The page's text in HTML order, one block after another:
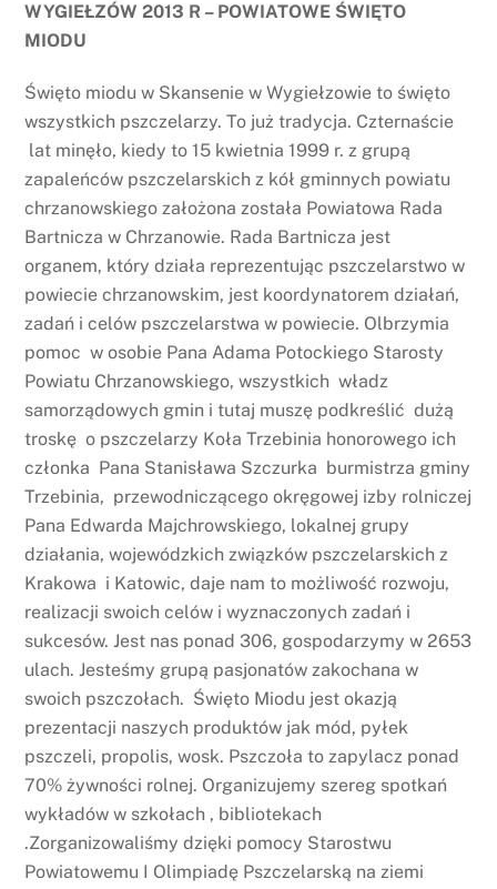
WYGIEŁZÓW 2013 R – POWIATOWE ŚWIĘTO
MIODU
Święto miodu w Skansenie w Wygiełzowie to święto
wszystkich pszczelarzy. To już tradycja. Czternaście
lat minęło, kiedy to 15 kwietnia 1999 r. z grupą
zapaleńców pszczelarskich z kół gminnych powiatu
chrzanowskiego założona została Powiatowa Rada
Bartnicza w Chrzanowie. Rada Bartnicza jest
organem, który działa reprezentując pszczelarstwo w
powiecie chrzanowskim, jest koordynatorem działań,
zadań i celów pszczelarstwa w powiecie. Olbrzymia
pomoc w osobie Pana Adama Potockiego Starosty
Powiatu Chrzanowskiego, wszystkich władz
samorządowych gmin i tutaj muszę podkreślić dużą
troskę o pszczelarzy Koła Trzebinia honorowego ich
członka Pana Stanisława Szczurka burmistrza gminy
Trzebinia, przewodniczącego okręgowej izby rolniczej
Pana Edwarda Majchrowskiego, lokalnej grupy
działania, wojewódzkich związków pszczelarskich z
Krakowa i Katowic, daje nam to możliwość rozwoju,
realizacji swoich celów i wyznaczonych zadań i
sukcesów. Jest nas ponad 306, gospodarzymy w 2653
ulach. Jesteśmy grupą pasjonatów zakochana w
swoich pszczołach. Święto Miodu jest okazją
prezentacji naszych produktów jak mód, pyłek
pszczeli, propolis, wosk. Pszczoła to zapylacz ponad
70% żywności rolnej. Organizujemy szereg spotkań
wykładów w szkołach , bibliotekach
.Zorganizowaliśmy dzięki pomocy Starostwu
Powiatowemu I Olimpiadę Pszczelarską na ziemi